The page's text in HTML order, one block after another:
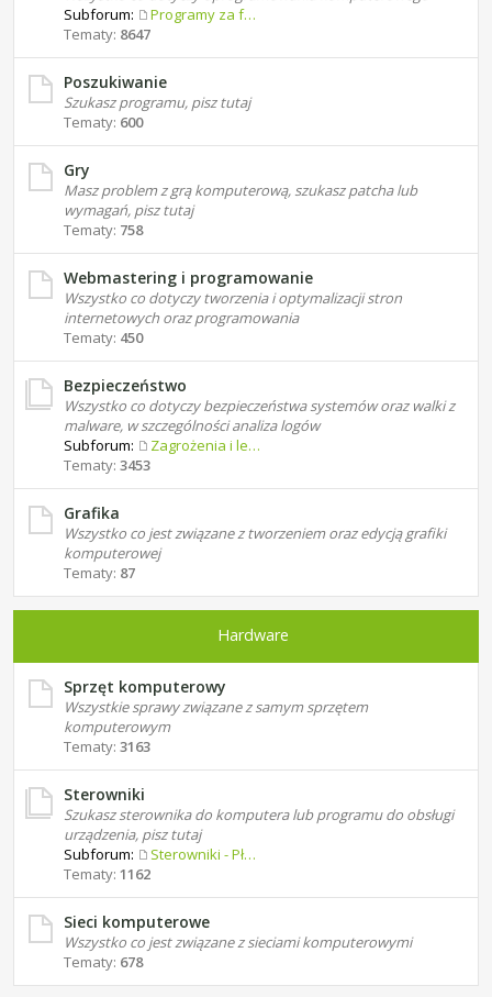
Subforum:
Programy za free
Tematy: 8647
Poszukiwanie
Szukasz programu, pisz tutaj
Tematy: 600
Gry
Masz problem z grą komputerową, szukasz patcha lub
wymagań, pisz tutaj
Tematy: 758
Webmastering i programowanie
Wszystko co dotyczy tworzenia i optymalizacji stron
internetowych oraz programowania
Tematy: 450
Bezpieczeństwo
Wszystko co dotyczy bezpieczeństwa systemów oraz walki z
malware, w szczególności analiza logów
Subforum:
Zagrożenia i leczenie
Tematy: 3453
Grafika
Wszystko co jest związane z tworzeniem oraz edycją grafiki
komputerowej
Tematy: 87
Hardware
Sprzęt komputerowy
Wszystkie sprawy związane z samym sprzętem
komputerowym
Tematy: 3163
Sterowniki
Szukasz sterownika do komputera lub programu do obsługi
urządzenia, pisz tutaj
Subforum:
Sterowniki - Płyty główne
Tematy: 1162
Sieci komputerowe
Wszystko co jest związane z sieciami komputerowymi
Tematy: 678